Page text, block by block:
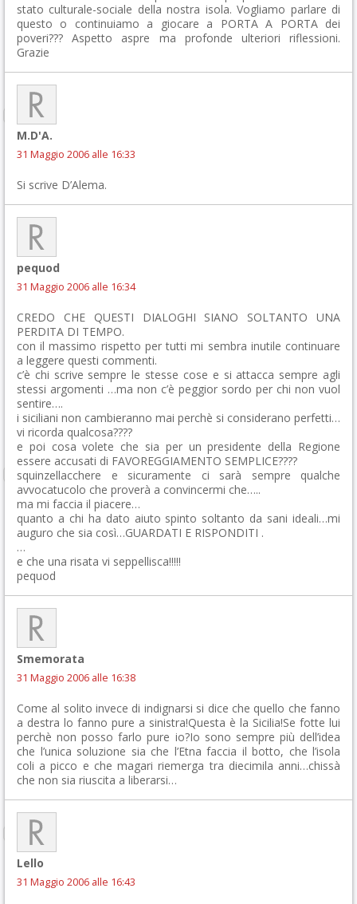
stato culturale-sociale della nostra isola. Vogliamo parlare di
questo o continuiamo a giocare a PORTA A PORTA dei
poveri??? Aspetto aspre ma profonde ulteriori riflessioni.
Grazie
M.D'A.
31 Maggio 2006 alle 16:33
Si scrive D’Alema.
pequod
31 Maggio 2006 alle 16:34
CREDO CHE QUESTI DIALOGHI SIANO SOLTANTO UNA
PERDITA DI TEMPO.
con il massimo rispetto per tutti mi sembra inutile continuare
a leggere questi commenti.
c’è chi scrive sempre le stesse cose e si attacca sempre agli
stessi argomenti …ma non c’è peggior sordo per chi non vuol
sentire….
i siciliani non cambieranno mai perchè si considerano perfetti…
vi ricorda qualcosa????
e poi cosa volete che sia per un presidente della Regione
essere accusati di FAVOREGGIAMENTO SEMPLICE????
squinzellacchere e sicuramente ci sarà sempre qualche
avvocatucolo che proverà a convincermi che…..
ma mi faccia il piacere…
quanto a chi ha dato aiuto spinto soltanto da sani ideali…mi
auguro che sia così…GUARDATI E RISPONDITI .
…
e che una risata vi seppellisca!!!!!
pequod
Smemorata
31 Maggio 2006 alle 16:38
Come al solito invece di indignarsi si dice che quello che fanno
a destra lo fanno pure a sinistra!Questa è la Sicilia!Se fotte lui
perchè non posso farlo pure io?Io sono sempre più dell’idea
che l’unica soluzione sia che l’Etna faccia il botto, che l’isola
coli a picco e che magari riemerga tra diecimila anni…chissà
che non sia riuscita a liberarsi…
Lello
31 Maggio 2006 alle 16:43